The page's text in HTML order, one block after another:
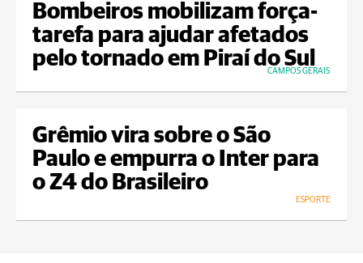
Bombeiros mobilizam força-
tarefa para ajudar afetados
pelo tornado em Piraí do Sul
CAMPOS GERAIS
Grêmio vira sobre o São
Paulo e empurra o Inter para
o Z4 do Brasileiro
ESPORTE